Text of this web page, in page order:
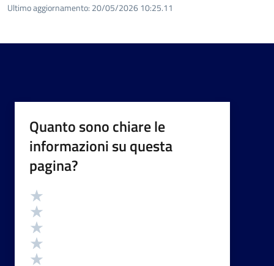
Ultimo aggiornamento: 20/05/2026 10:25.11
Quanto sono chiare le
informazioni su questa
pagina?
Valutazione